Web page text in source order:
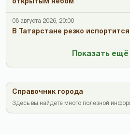
открытым небом
08 августа 2026, 20:00
В Татарстане резко
Показать ещё
Справочник города
Здесь вы найдете много полезной